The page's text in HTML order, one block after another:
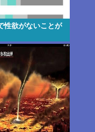
性欲がないことが